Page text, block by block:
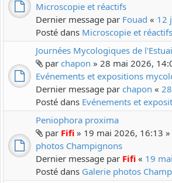
Microscopie et réactifs
Dernier message par Fouad « 12
Posté dans Microscopie et réactifs
Journées Mycologiques de
par chapon » 28 mai 2026,
Evénements et expositions
Dernier message par chapon «
Posté dans Evénements et
Peniophora proxima
par Fifi » 19 mai 2026, 16:13 »
photos Champignons
Dernier message par Fifi « 19
Posté dans Galerie photos